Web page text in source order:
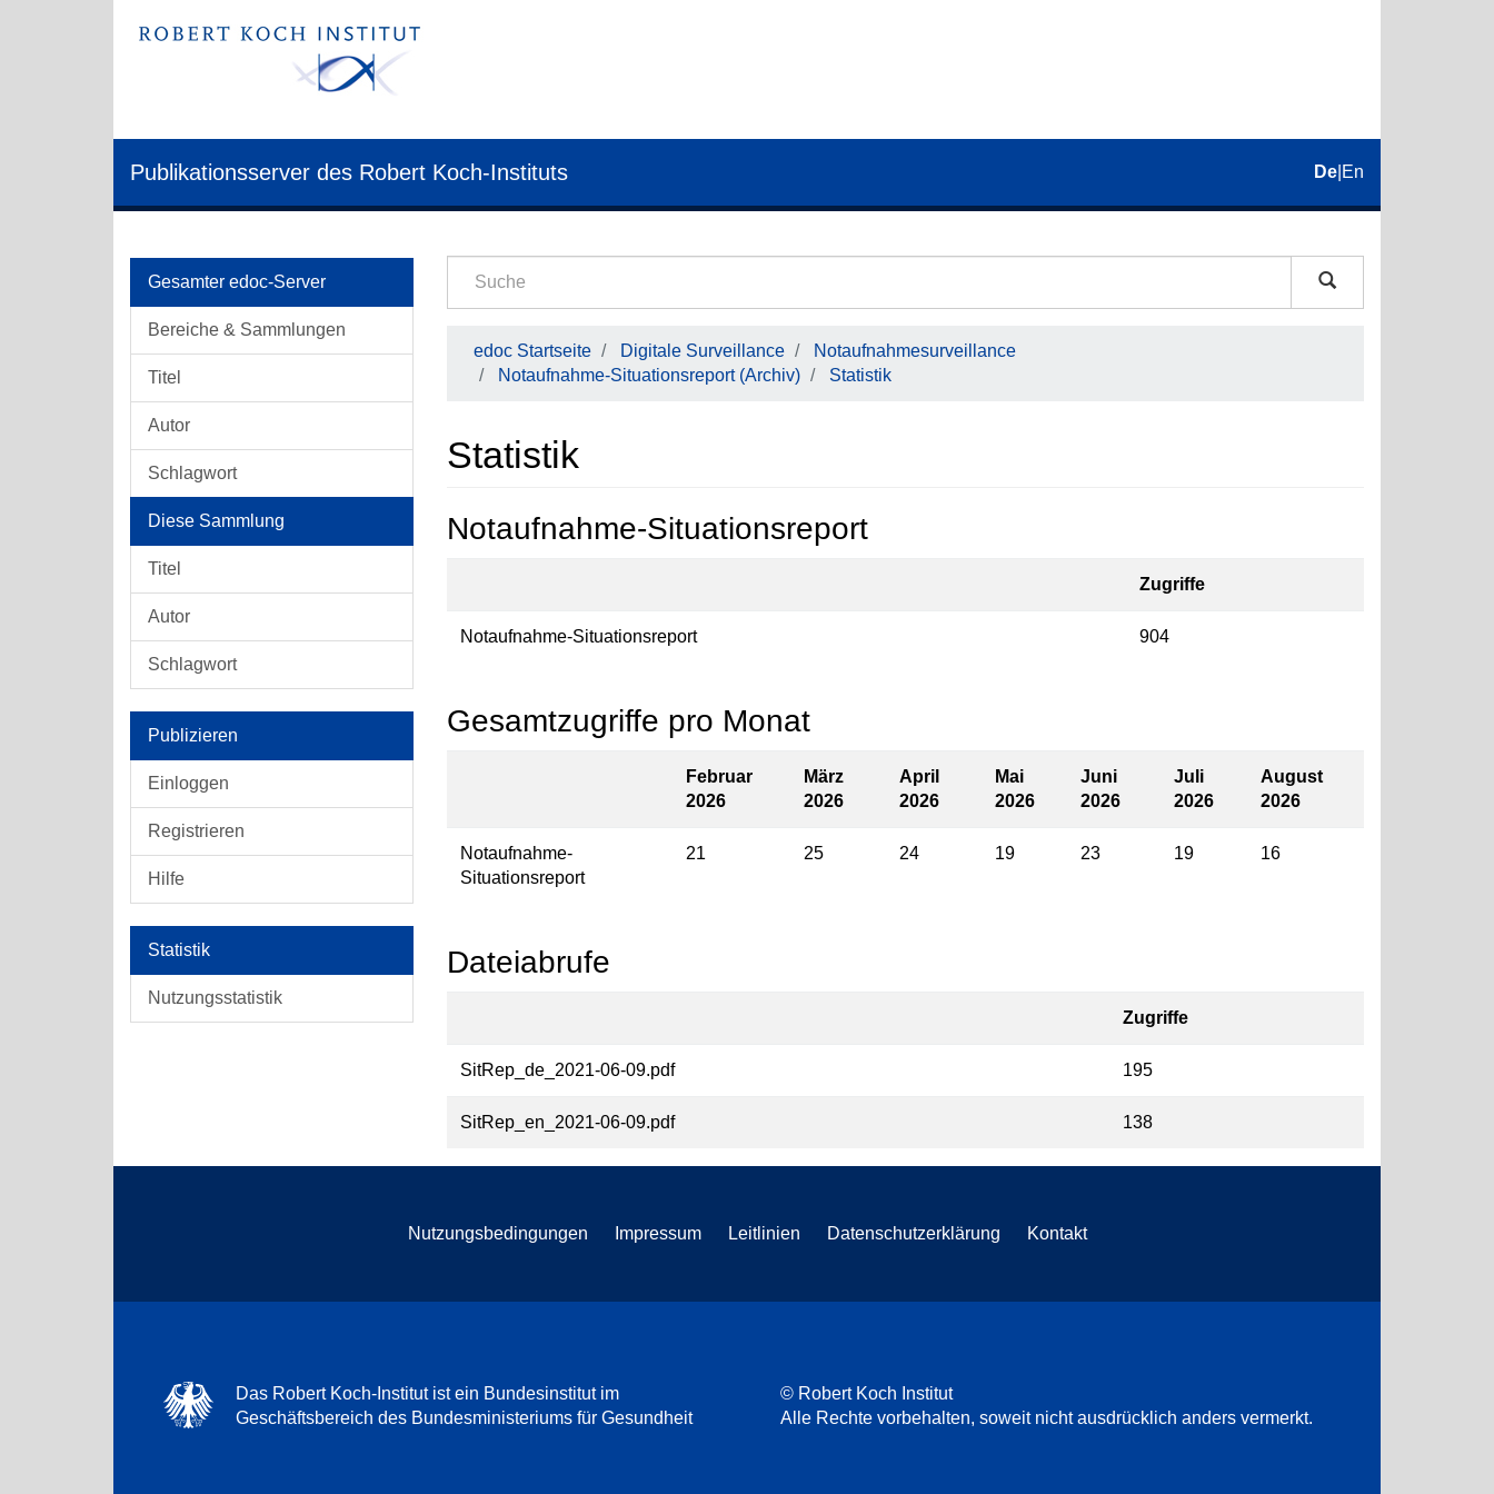
Publikationsserver des Robert Koch-Instituts De En
Gesamter edoc-Server
Bereiche & Sammlungen
Titel
Autor
Schlagwort
Diese Sammlung
Titel
Autor
Schlagwort
Publizieren
Einloggen
Registrieren
Hilfe
Statistik
Nutzungsstatistik
edoc Startseite Digitale Surveillance
Notaufnahmesurveillance
Notaufnahme-Situationsreport (Archiv)
Statistik
Statistik
Notaufnahme-Situationsreport
Zugriffe
Notaufnahme-Situationsreport 904
Gesamtzugriffe pro Monat
Februar
2026
März
2026
April
2026
Mai
2026
Juni
2026
Juli
2026
August
2026
Notaufnahme-
Situationsreport
21 25 24 19 23 19 16
Dateiabrufe
Zugriffe
SitRep_de_2021-06-09.pdf 195
SitRep_en_2021-06-09.pdf 138
Nutzungsbedingungen Impressum Leitlinien Datenschutzerklärung Kontakt
Das Robert Koch-Institut ist ein Bundesinstitut im
Geschäftsbereich des Bundesministeriums für Gesundheit
© Robert Koch Institut
Alle Rechte vorbehalten, soweit nicht ausdrücklich anders vermerkt.